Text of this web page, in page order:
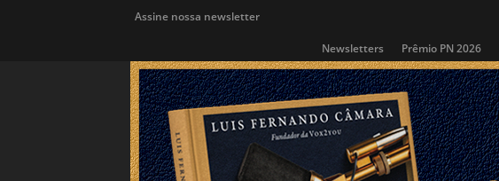
Assine nossa newsletter
Newsletters Prêmio PN 2026